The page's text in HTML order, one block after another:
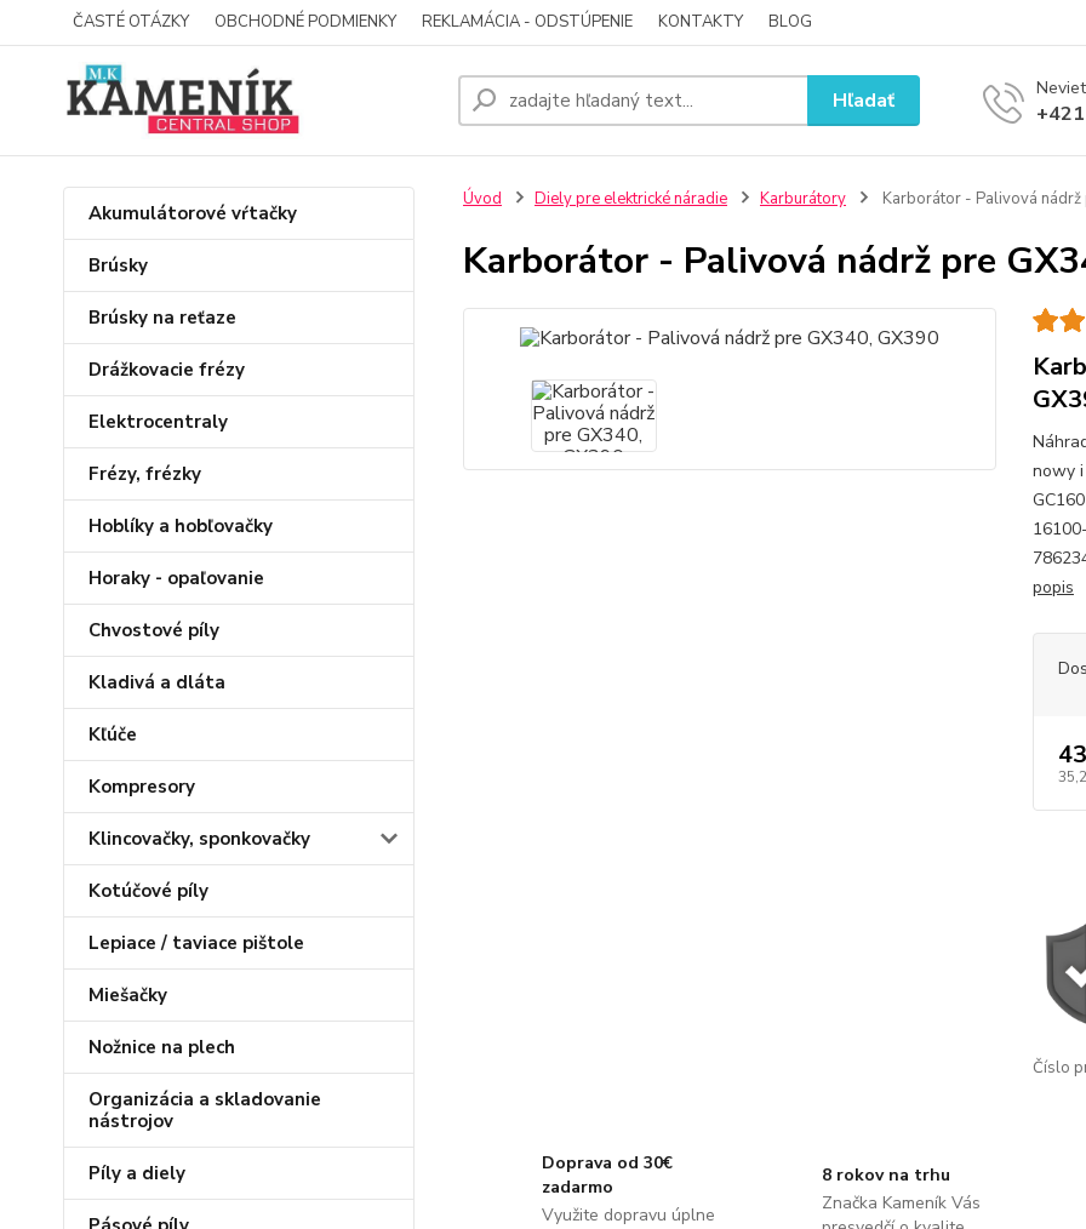
ČASTÉ OTÁZKY OBCHODNÉ PODMIENKY REKLAMÁCIA - ODSTÚPENIE KONTAKTY BLOG
Hľadať
Akumulátorové vŕtačky
Brúsky
Brúsky na reťaze
Drážkovacie frézy
Elektrocentraly
Frézy, frézky
Hoblíky a hobľovačky
Horaky - opaľovanie
Chvostové píly
Kladivá a dláta
Kľúče
Kompresory
Klincovačky, sponkovačky
Kotúčové píly
Lepiace / taviace pištole
Miešačky
Nožnice na plech
Organizácia a skladovanie
nástrojov
Píly a diely
Úvod Diely pre elektrické náradie Karburátory Karborátor - Palivová
Karborátor - Palivová nádrž pre
nowy i
popis
Číslo
Doprava od 30€
zadarmo
Využite dopravu úplne
8 rokov na trhu
Značka Kameník Vás